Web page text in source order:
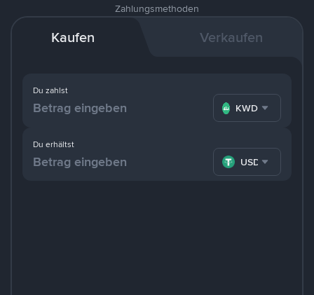
Zahlungsmethoden
Kaufen Verkaufen
Du zahlst
KWD
Du erhältst
USDT